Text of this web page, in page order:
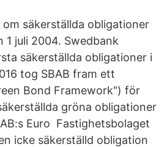
om säkerställda obligationer
1 juli 2004. Swedbank
säkerställda obligationer i
tog SBAB fram ett
Bond Framework") för
gröna obligationer
Euro Fastighetsbolaget
icke säkerställd obligation